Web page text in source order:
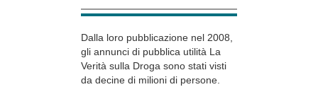
Dalla loro pubblicazione nel 2008,
gli annunci di pubblica utilità La
Verità sulla Droga sono stati visti
da decine di milioni di persone.